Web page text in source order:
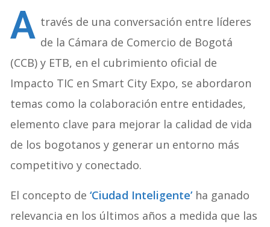
A través de una conversación entre líderes
de la Cámara de Comercio de Bogotá
(CCB) y ETB, en el cubrimiento oficial de
Impacto TIC en Smart City Expo, se abordaron
temas como la colaboración entre entidades,
elemento clave para mejorar la calidad de vida
de los bogotanos y generar un entorno más
competitivo y conectado.
El concepto de‘Ciudad Inteligente’ha ganado
relevancia en los últimos años a medida que las